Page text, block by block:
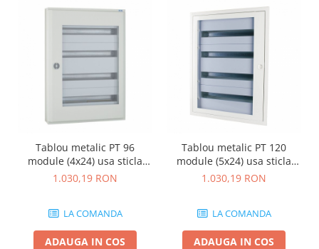
Tablou metalic PT 96
module (4x24) usa sticla
IP30 Eaton gri BF-OT-4/96-
1.030,19 RON
LA COMANDA
ADAUGA IN COS
Tablou metalic PT 120
module (5x24) usa sticla
IP30 Eaton gri BF-OT-5/120-
1.030,19 RON
LA COMANDA
ADAUGA IN COS